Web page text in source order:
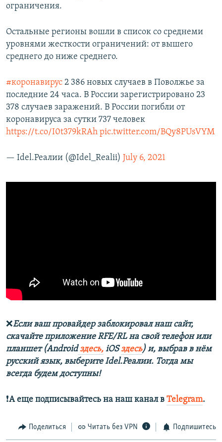
ограничения.
Остальные регионы вошли в список со среднеми
уровнями жесткости ограничений: от вышего
среднего до ниже среднего.
#коронавирус 2 386 новых случаев в Поволжье за
последние 24 часа. В России зарегистрировано 23
378 случаев заражений. В России погибли от
коронавируса за сутки 737 человек
https://t.co/I0t379kRAh pic.twitter.com/BQy8PUsVYM
— Idel.Реалии (@Idel_Realii) July 6, 2021
❌Если ваш провайдер заблокировал наш сайт,
скачайте приложение RFE/RL на свой телефон или
планшет (Androidздесь, iOSздесь) и, выбрав в нём
русский язык, выберите Idel.Реалии. Тогда мы
всегда будем доступны!
❗️А еще подписывайтесь на наш канал в Telegram.
Поделиться Читать без VPN Подпишитесь